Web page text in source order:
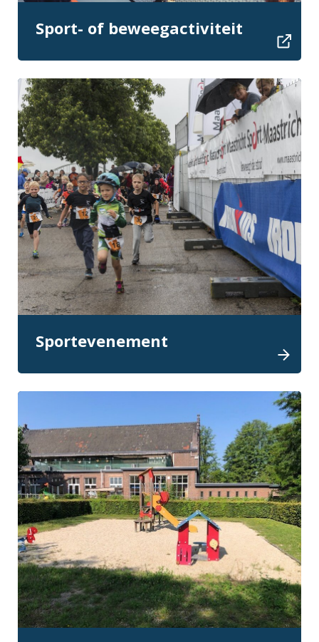
Sport- of beweegactiviteit
Sportevenement